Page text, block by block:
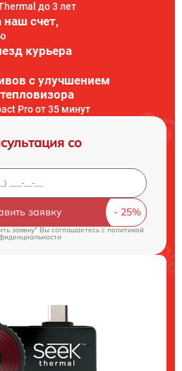
до 3 лет
наш счет,
курьера
с улучшением
Pro от 35 минут
со
заявку
заявку" Вы соглашаетесь cполитикой